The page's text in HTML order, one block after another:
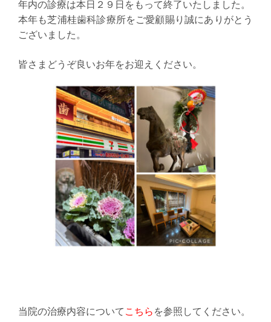
年内の診療は本日２９日をもって終了いたしました。
本年も芝浦桂歯科診療所をご愛顧賜り誠にありがとう
ございました。
皆さまどうぞ良いお年をお迎えください。
当院の治療内容について こちら を参照してください。